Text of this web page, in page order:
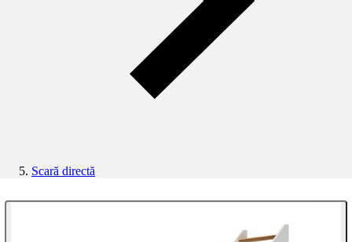
Scară directă